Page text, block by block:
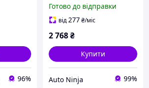
96%
11.7/13.4/8.5мм) (пр.о
FOMAR) (пр.о FOMA Fomar
Готово до відправки
від277₴/міс
2 768₴
Купити
Auto Ninja 99%